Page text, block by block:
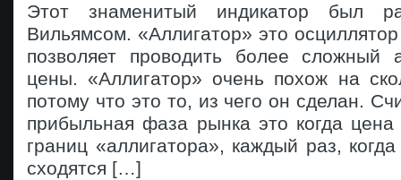
Этот знаменитый индикатор был
Вильямсом. «Аллигатор» это
позволяет проводить более сложный
цены. «Аллигатор» очень похож на
потому что это то, из чего он сделан.
прибыльная фаза рынка это когда цена
границ «аллигатора», каждый раз,
сходятся […]